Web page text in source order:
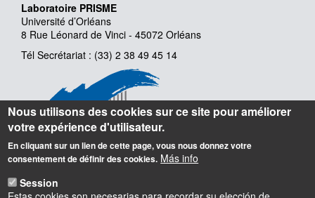
Laboratoire PRISME
Université d’Orléans
8 Rue Léonard de Vinci - 45072 Orléans
Tél Secrétariat : (33) 2 38 49 45 14
Nous utilisons des cookies sur ce site pour améliorer
votre expérience d'utilisateur.
En cliquant sur un lien de cette page, vous nous donnez votre
consentement de définir des cookies. Más info
Session